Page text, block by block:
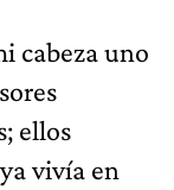
cabeza uno
ellos
vivía en